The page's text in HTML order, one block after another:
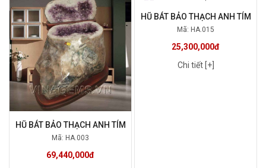
HŨ BÁT BẢO THẠCH ANH TÍM
Mã: HA.003
69,440,000đ
HŨ BÁT BẢO THẠCH ANH TÍM
Mã: HA.015
25,300,000đ
Chi tiết [+]